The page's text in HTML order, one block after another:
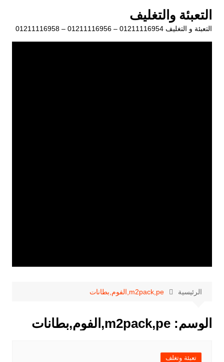
المحتوى
التعبئة والتغليف
التعبئة و التغليف 01211116954 – 01211116956 – 01211116958
الرئيسية m2pack,pe,الفوم,بطانات
الوسم: m2pack,pe,الفوم,بطانات
تعبئة وتغلف